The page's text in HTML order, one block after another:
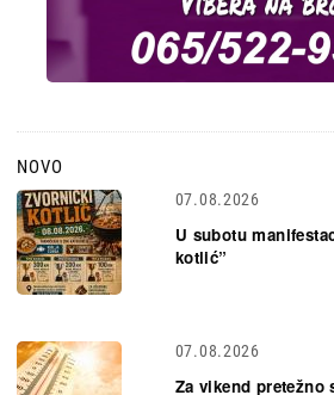
NOVO
07.08.2026
U subotu
kotlić”
07.08.2026
Za vikend pretežno